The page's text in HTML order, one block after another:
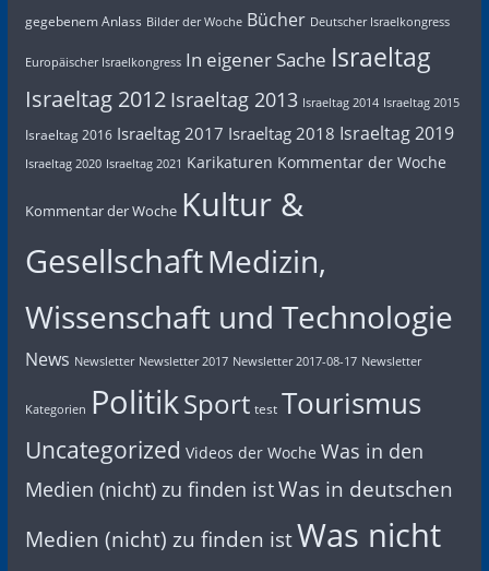
gegebenem Anlass Bilder der Woche Bücher Deutscher Israelkongress
Europäischer Israelkongress In eigener Sache Israeltag
Israeltag 2012 Israeltag 2013 Israeltag 2014 Israeltag 2015
Israeltag 2016 Israeltag 2017 Israeltag 2018 Israeltag 2019
Israeltag 2020 Israeltag 2021 Karikaturen Kommentar der Woche
Kommentar der Woche Kultur &
GesellschaftMedizin,
Wissenschaft und Technologie
News Newsletter Newsletter 2017 Newsletter 2017-08-17 Newsletter
Kategorien PolitikSport test Tourismus
Uncategorized Videos der Woche Was in den
Medien (nicht) zu finden istWas in deutschen
Medien (nicht) zu finden istWas nicht